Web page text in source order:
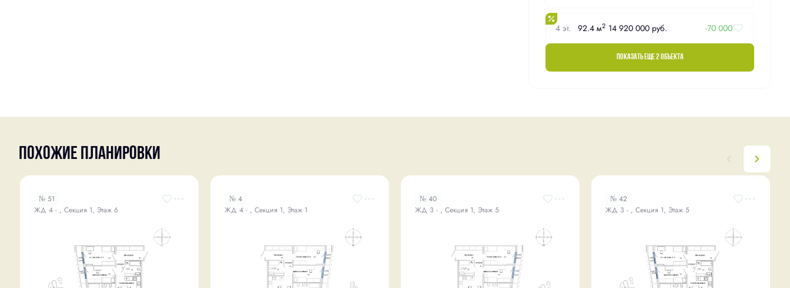
4 эт. 92.4 м2 14 920 000 руб. -70 000
Показать еще 2 объектa
Похожие планировки
№ 51
ЖД 4 - , Секция 1, Этаж 6
№ 4
ЖД 4 - , Секция 1, Этаж 1
№ 40
ЖД 3 - , Секция 1, Этаж 5
№ 42
ЖД 3 - , Секция 1, Этаж 5